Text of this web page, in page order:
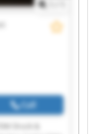
Call